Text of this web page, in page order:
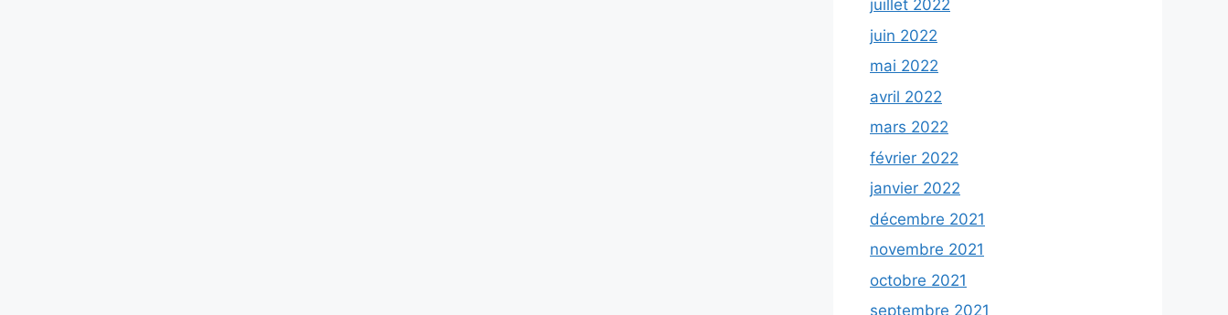
juillet 2022
juin 2022
mai 2022
avril 2022
mars 2022
février 2022
janvier 2022
décembre 2021
novembre 2021
octobre 2021
septembre 2021